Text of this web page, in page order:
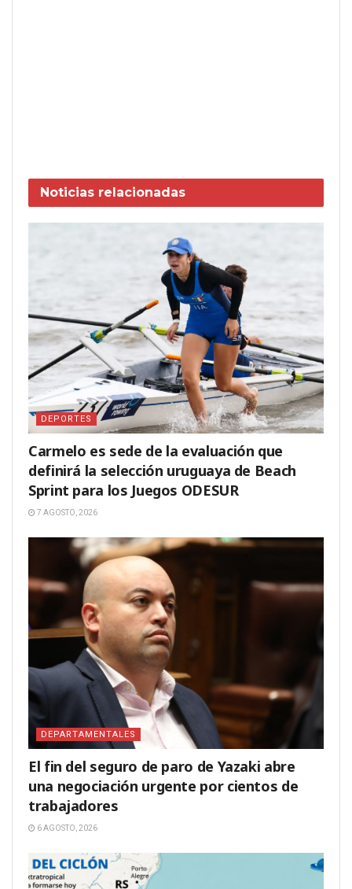
Noticias relacionadas
DEPORTES
Carmelo es sede de la evaluación que
definirá la selección uruguaya de Beach
Sprint para los Juegos ODESUR
7 AGOSTO, 2026
DEPARTAMENTALES
El fin del seguro de paro de Yazaki abre
una negociación urgente por cientos de
trabajadores
6 AGOSTO, 2026